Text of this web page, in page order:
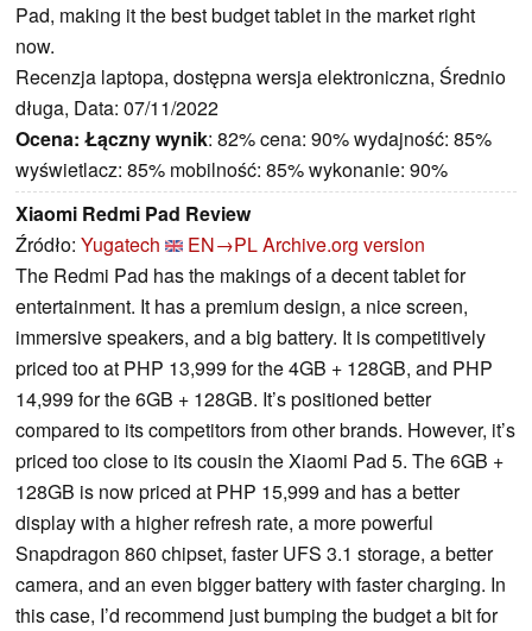
Pad, making it the best budget tablet in the market right
now.
Recenzja laptopa, dostępna wersja elektroniczna, Średnio
długa, Data: 07/11/2022
Ocena: Łączny wynik: 82% cena: 90% wydajność: 85%
wyświetlacz: 85% mobilność: 85% wykonanie: 90%
Xiaomi Redmi Pad Review
Źródło: Yugatech EN→PLArchive.org version
The Redmi Pad has the makings of a decent tablet for
entertainment. It has a premium design, a nice screen,
immersive speakers, and a big battery. It is competitively
priced too at PHP 13,999 for the 4GB + 128GB, and PHP
14,999 for the 6GB + 128GB. It’s positioned better
compared to its competitors from other brands. However, it’s
priced too close to its cousin the Xiaomi Pad 5. The 6GB +
128GB is now priced at PHP 15,999 and has a better
display with a higher refresh rate, a more powerful
Snapdragon 860 chipset, faster UFS 3.1 storage, a better
camera, and an even bigger battery with faster charging. In
this case, I’d recommend just bumping the budget a bit for